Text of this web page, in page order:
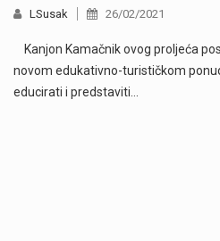
LSusak 26/02/2021
Kanjon Kamačnik ovog proljeća
novom edukativno-turističkom
educirati i predstaviti…